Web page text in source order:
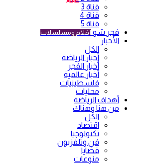
قناة 3
قناة 4
قناة 5
فجر شو أفلام ومسلسلات
الأخبار
الكل
أخبار الرياضة
أخبار الفجر
أخبار عالمية
فلسطينيات
محليات
أهداف الرياضة
من هنا وهناك
الكل
اقتصاد
تكنولوجيا
فن وتلفزيون
قضايا
منوعات